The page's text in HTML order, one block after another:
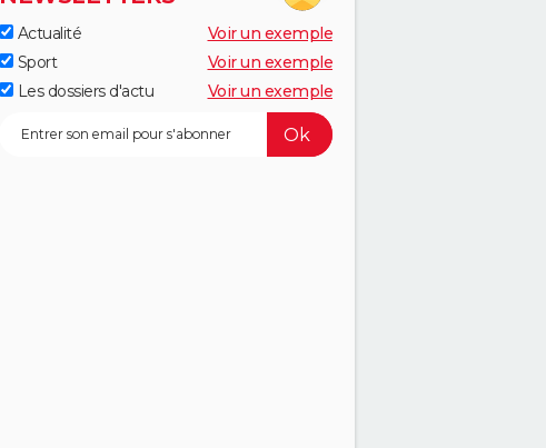
Actualité
Voir un exemple
Sport
Voir un exemple
Les dossiers d'actu
Voir un exemple